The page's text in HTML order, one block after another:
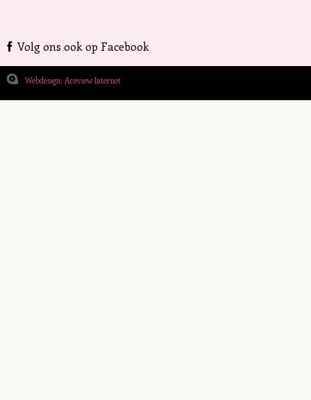
Volg ons ook op Facebook
Webdesign: Aceview Internet